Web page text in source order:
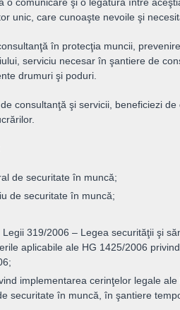
unic, care cunoaşte nevoile şi
în protecţia muncii,
serviciu necesar în şantiere de
drumuri şi poduri.
consultanţă şi servicii, beneficiezi de
de securitate în muncă;
de securitate în muncă;
319/2006 – Legea securităţii şi
aplicabile ale HG 1425/2006
implementarea cerinţelor legale ale
securitate în muncă, în şantiere